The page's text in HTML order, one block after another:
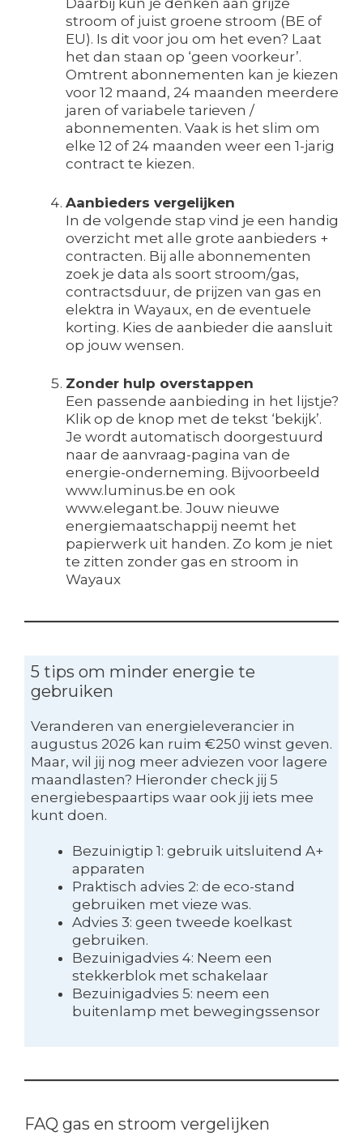
Daarbij kun je denken aan grijze
stroom of juist groene stroom (BE of
EU). Is dit voor jou om het even? Laat
het dan staan op ‘geen voorkeur’.
Omtrent abonnementen kan je kiezen
voor 12 maand, 24 maanden meerdere
jaren of variabele tarieven /
abonnementen. Vaak is het slim om
elke 12 of 24 maanden weer een 1-jarig
contract te kiezen.
Aanbieders vergelijken
In de volgende stap vind je een handig
overzicht met alle grote aanbieders +
contracten. Bij alle abonnementen
zoek je data als soort stroom/gas,
contractsduur, de prijzen van gas en
elektra in Wayaux, en de eventuele
korting. Kies de aanbieder die aansluit
op jouw wensen.
Zonder hulp overstappen
Een passende aanbieding in het lijstje?
Klik op de knop met de tekst ‘bekijk’.
Je wordt automatisch doorgestuurd
naar de aanvraag-pagina van de
energie-onderneming. Bijvoorbeeld
www.luminus.be en ook
www.elegant.be. Jouw nieuwe
energiemaatschappij neemt het
papierwerk uit handen. Zo kom je niet
te zitten zonder gas en stroom in
Wayaux
5 tips om minder energie te
gebruiken
Veranderen van energieleverancier in
augustus 2026 kan ruim €250 winst geven.
Maar, wil jij nog meer adviezen voor lagere
maandlasten? Hieronder check jij 5
energiebespaartips waar ook jij iets mee
kunt doen.
Bezuinigtip 1: gebruik uitsluitend A+
apparaten
Praktisch advies 2: de eco-stand
gebruiken met vieze was.
Advies 3: geen tweede koelkast
gebruiken.
Bezuinigadvies 4: Neem een
stekkerblok met schakelaar
Bezuinigadvies 5: neem een
buitenlamp met bewegingssensor
FAQ gas en stroom vergelijken